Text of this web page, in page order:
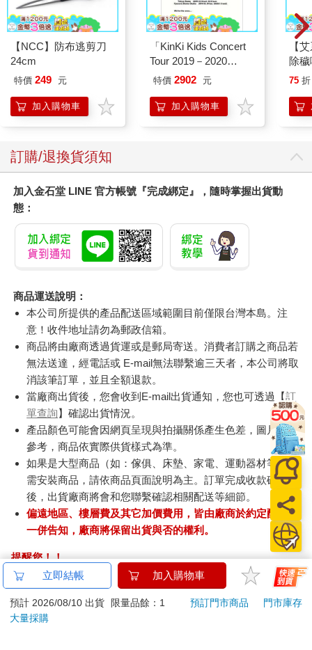
【NCC】防布逃剪刀
24cm
特價 249 元
加入購物車
「KinKi Kids Concert
Tour 2019－2020
ThanKs 2 YOU」Blu
特價 2902 元
加入購物車
【
除
平安
另
75 折
訂購/退換貨須知
加入金石堂 LINE 官方帳號『完成綁定』，隨時掌握出貨動
態：
商品運送說明：
本公司所提供的產品配送區域範圍目前僅限台灣本島。注
意！收件地址請勿為郵政信箱。
商品將由廠商透過貨運或是郵局寄送。消費者訂購之商品若
無法送達，經電話或 E-mail無法聯繫逾三天者，本公司將取
消該筆訂單，並且全額退款。
當廠商出貨後，您會收到E-mail出貨通知，您也可透過【訂
單查詢】確認出貨情況。
產品顏色可能會因網頁呈現與拍攝關係產生色差，圖片僅供
參考，商品依實際供貨樣式為準。
如果是大型商品（如：傢俱、床墊、家電、運動器材等）及
需安裝商品，請依商品頁面說明為主。訂單完成收款確認
後，出貨廠商將會和您聯繫確認相關配送等細節。
偏遠地區、樓層費及其它加價費用，皆由廠商於約定配送時
一併告知，廠商將保留出貨與否的權利。
提醒您！！
金石堂及銀行均不會請您操作ATM! 如接獲電話要求您前往
ATM提款機，請不要聽從指示，以免受騙上當！
退換貨須知：
立即結帳 加入購物車
預計 2026/08/10 出貨 限量品餘：1 預訂門市商品
門市庫存
大量採購